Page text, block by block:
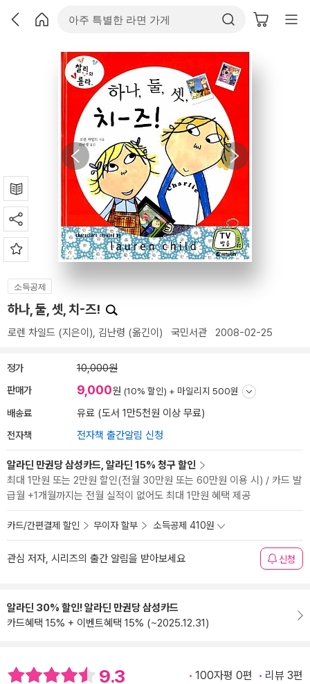
소득공제
하나, 둘, 셋, 치-즈!
로렌 차일드 (지은이), 김난령 (옮긴이) 국민서관 2008-02-25
정가 10,000원
판매가 9,000원 (10% 할인) + 마일리지 500원
배송료 유료 (도서 1만5천원 이상 무료)
전자책 전자책 출간알림 신청
알라딘 만권당 삼성카드, 알라딘 15% 청구 할인
최대 1만원 또는 2만원 할인(전월 30만원 또는 60만원 이용 시) / 카드 발
급월 +1개월까지는 전월 실적이 없어도 최대 1만원 혜택 제공
카드/간편결제 할인 무이자 할부 소득공제 410원
관심 저자, 시리즈의 출간 알림을 받아보세요 신청
알라딘 30% 할인! 알라딘 만권당 삼성카드
카드혜택 15% + 이벤트혜택 15% (~2025.12.31)
9.3 100자평 0편 리뷰 3편